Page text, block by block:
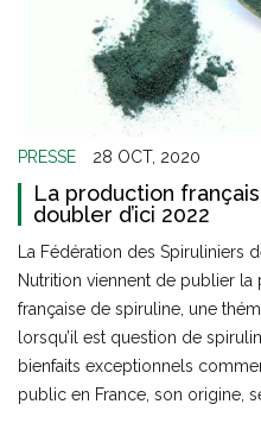
PRESSE 28 OCT, 2020
La production
doubler d’ici 2022
La Fédération des Spiruliniers
Nutrition viennent de publier
française de spiruline, une
lorsqu’il est question de
bienfaits exceptionnels
public en France, son origine,